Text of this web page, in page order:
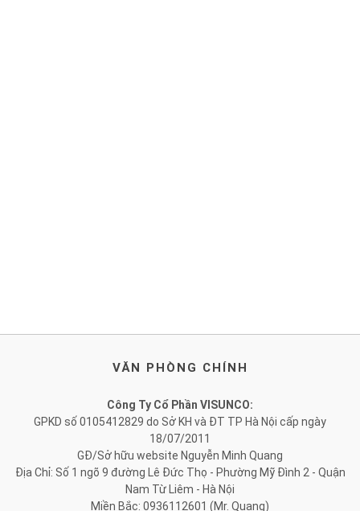
VĂN PHÒNG CHÍNH
Công Ty Cổ Phần VISUNCO:
GPKD số 0105412829 do Sở KH và ĐT TP Hà Nội cấp ngày
18/07/2011
GĐ/Sở hữu website Nguyễn Minh Quang
Địa Chỉ: Số 1 ngõ 9 đường Lê Đức Thọ - Phường Mỹ Đình 2 - Quận
Nam Từ Liêm - Hà Nội
Miền Bắc: 0936112601 (Mr. Quang)